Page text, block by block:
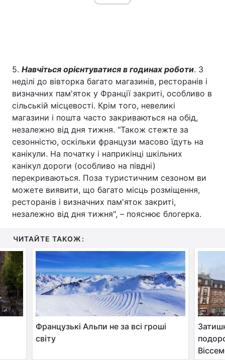
5. Навчіться орієнтуватися в годинах роботи. З
неділі до вівторка багато магазинів, ресторанів і
визначних пам'яток у Франції закриті, особливо в
сільській місцевості. Крім того, невеликі
магазини і пошта часто закриваються на обід,
незалежно від дня тижня. "Також стежте за
сезонністю, оскільки французи масово їдуть на
канікули. На початку і наприкінці шкільних
канікул дороги (особливо на півдні)
перекриваються. Поза туристичним сезоном ви
можете виявити, що багато місць розміщення,
ресторанів і визначних пам'яток закриті,
незалежно від дня тижня", – пояснює блогерка.
ЧИТАЙТЕ ТАКОЖ:
Французькі Альпи не за всі гроші
світу